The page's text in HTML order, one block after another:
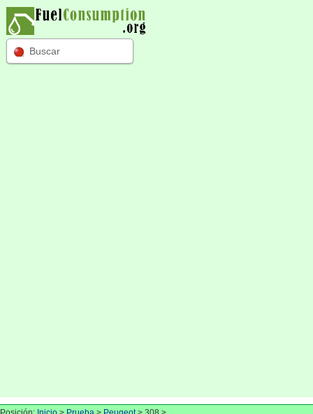
Buscar